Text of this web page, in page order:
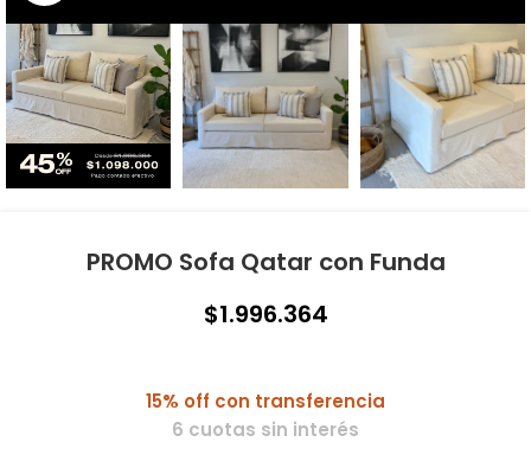
PROMO Sofa Qatar con Funda
$1.996.364
15% off con transferencia
6 cuotas sin interés